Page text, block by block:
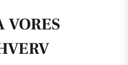
VORES